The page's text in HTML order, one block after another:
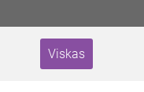
Viskas